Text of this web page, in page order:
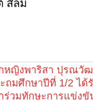
สีลม
หญิงพาริสา ปุรณวั
ถมศึกษาปีที่ 1/2 ได้
ร่วมทักษะการแข่ง